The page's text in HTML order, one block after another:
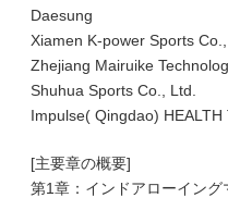
Daesung
Xiamen K-power Sports Co.,
Zhejiang Mairuike
Shuhua Sports Co., Ltd.
Impulse( Qingdao) HEALTH
[主要章の概要]
第1章：インドアローイング